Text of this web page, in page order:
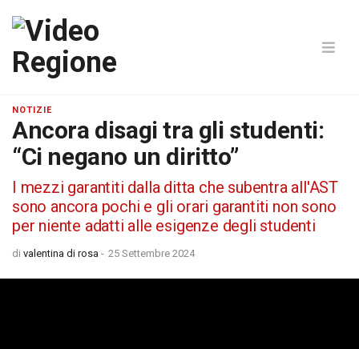
NOTIZIE
Ancora disagi tra gli studenti:
“Ci negano un diritto”
I mezzi garantiti dalla ditta che subentra all'AST
sono ancora pochi e gli orari garantiti non sono
per niente adatti alle esigenze degli studenti
di valentina di rosa - 25 Settembre 2024